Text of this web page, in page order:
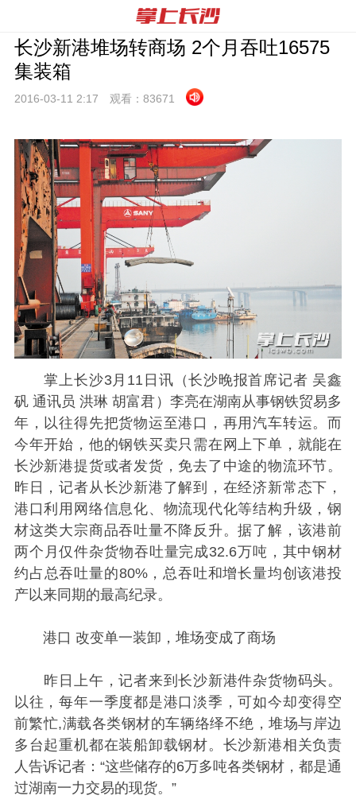
长沙新港堆场转商场 2个月吞吐16575
集装箱
2016-03-11 2:17 观看： 83671
掌上长沙3月11日讯（长沙晚报首席记者 吴鑫
矾 通讯员 洪琳 胡富君）李亮在湖南从事钢铁贸易多
年，以往得先把货物运至港口，再用汽车转运。而
今年开始，他的钢铁买卖只需在网上下单，就能在
长沙新港提货或者发货，免去了中途的物流环节。
昨日，记者从长沙新港了解到，在经济新常态下，
港口利用网络信息化、物流现代化等结构升级，钢
材这类大宗商品吞吐量不降反升。据了解，该港前
两个月仅件杂货物吞吐量完成32.6万吨，其中钢材
约占总吞吐量的80%，总吞吐和增长量均创该港投
产以来同期的最高纪录。
港口 改变单一装卸，堆场变成了商场
昨日上午，记者来到长沙新港件杂货物码头。
以往，每年一季度都是港口淡季，可如今却变得空
前繁忙,满载各类钢材的车辆络绎不绝，堆场与岸边
多台起重机都在装船卸载钢材。长沙新港相关负责
人告诉记者：“这些储存的6万多吨各类钢材，都是通
过湖南一力交易的现货。”